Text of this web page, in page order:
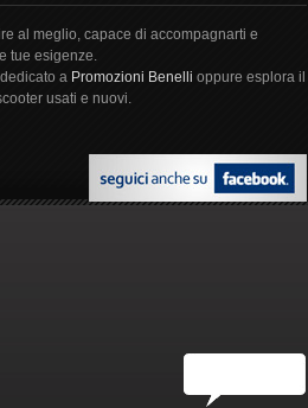
al meglio, capace di accompagnarti e
tue esigenze.
a Promozioni Benelli oppure esplora il
usati e nuovi.